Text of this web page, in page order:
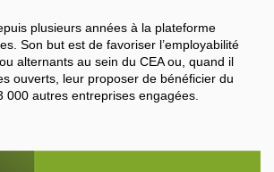
plusieurs années à la plateforme
Son but est de favoriser l’employabilité
alternants au sein du CEA ou, quand il
ouverts, leur proposer de bénéficier du
000 autres entreprises engagées.